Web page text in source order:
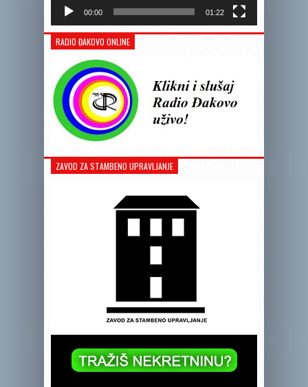
00:00 01:22
RADIO ĐAKOVO ONLINE
ZAVOD ZA STAMBENO UPRAVLJANJE